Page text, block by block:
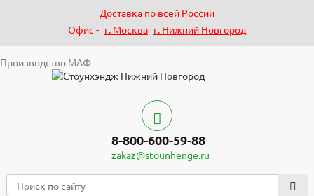
Доставка по всей России
Офис - г. Москва г. Нижний Новгород
Производство МАФ
8-800-600-59-88
zakaz@stounhenge.ru